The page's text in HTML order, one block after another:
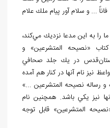
... و سلام آور پيام ملك علام
كند،
«نصيحه المتشرعين» و
قدس در يك جلد صحافي
ي شماره3 واعظ نيز نام آن‏ها در كنار هم آمده
رساله نصيحه المتشرعين ...»
نيز يكي باشد. همچنين نام
المتشرعين» قابل توجه